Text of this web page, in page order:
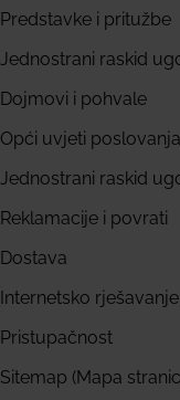
Predstavke i pritužbe
Jednostrani raskid
Dojmovi i pohvale
Opći uvjeti poslovanja
Jednostrani raskid
Reklamacije i povrati
Dostava
Internetsko
Pristupačnost
Sitemap (Mapa